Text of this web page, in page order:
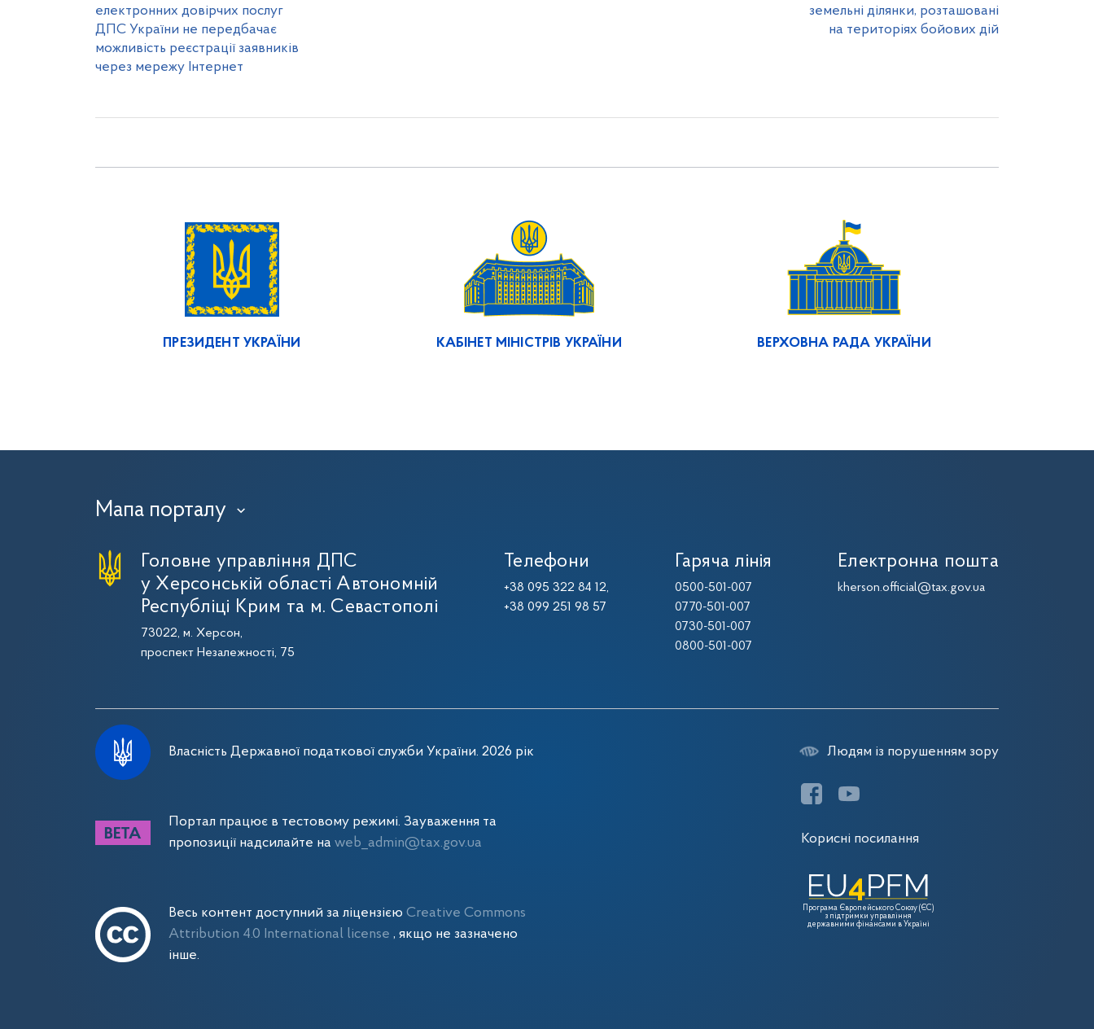
електронних довірчих послуг
ДПС України не передбачає
можливість реєстрації заявників
через мережу Інтернет
земельні ділянки, розташовані
на територіях бойових дій
ПРЕЗИДЕНТ УКРАЇНИ КАБІНЕТ МІНІСТРІВ УКРАЇНИ ВЕРХОВНА РАДА УКРАЇНИ
Мапа порталу ›
Головне управління ДПС
у Херсонській області Автономній
Республіці Крим та м. Севастополі
73022, м. Херсон,
проспект Незалежності, 75
Телефони
+38 095 322 84 12,
+38 099 251 98 57
Гаряча лінія
0500-501-007
0770-501-007
0730-501-007
0800-501-007
Електронна пошта
kherson.official@tax.gov.ua
Власність Державної податкової служби України. 2026 рік
Портал працює в тестовому режимі. Зауваження та
пропозиції надсилайте на web_admin@tax.gov.ua
Весь контент доступний за ліцензією Creative Commons
Attribution 4.0 International license , якщо не зазначено
інше.
Людям із порушенням зору
Корисні посилання
Програма Європейського Союзу (ЄС)
з підтримки управління
державними фінансами в Україні